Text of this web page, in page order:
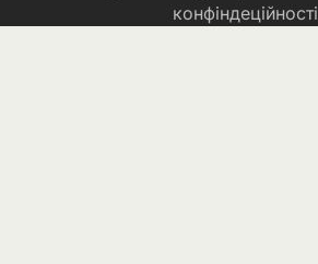
конфіндеційності